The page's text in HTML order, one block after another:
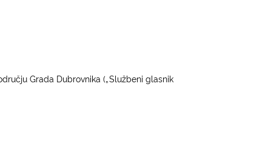
Grada Dubrovnika („Službeni glasnik